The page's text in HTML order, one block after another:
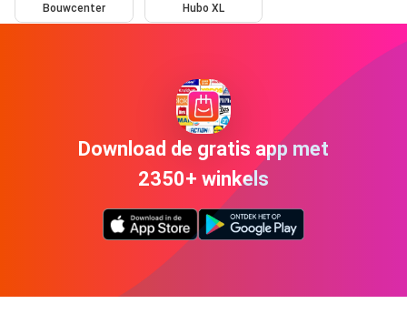
Bouwcenter Hubo XL
Download de gratis app met
2350+ winkels